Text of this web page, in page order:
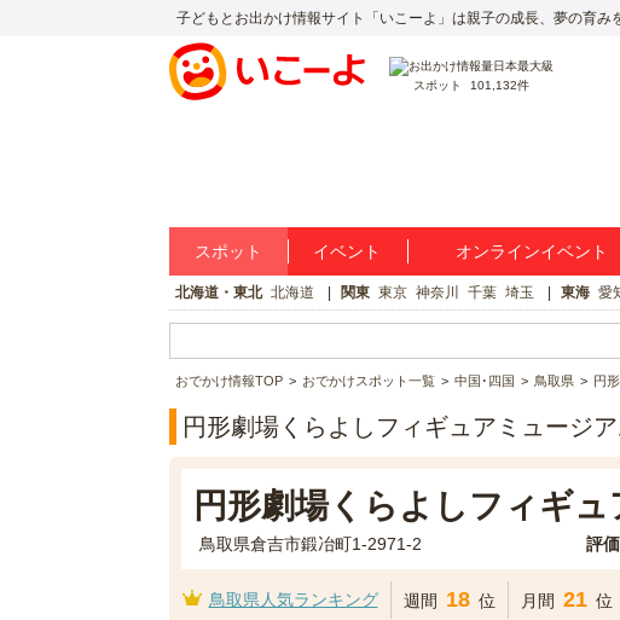
子どもとお出かけ情報サイト「いこーよ」は親子の成長、夢の育み
スポット 101,132件
スポット イベント オンラインイベント
北海道・東北 北海道 関東 東京 神奈川 千葉 埼玉 東海 愛
おでかけ情報TOP おでかけスポット一覧 中国･四国 鳥取県 円
円形劇場くらよしフィギュアミュージ
円形劇場くらよしフィギ
鳥取県倉吉市鍛冶町1-2971-2 評価
鳥取県人気ランキング 週間 18 位 月間 21 位